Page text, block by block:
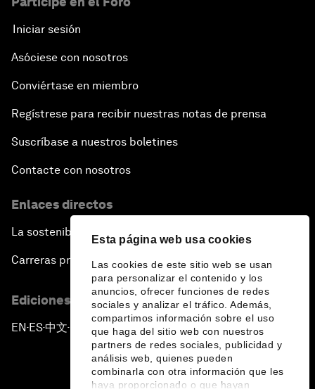
Esta página web usa cookies
Las cookies de este sitio web se usan
para personalizar el contenido y los
anuncios, ofrecer funciones de redes
sociales y analizar el tráfico. Además,
compartimos información sobre el uso
que haga del sitio web con nuestros
partners de redes sociales, publicidad y
análisis web, quienes pueden
combinarla con otra información que les
haya proporcionado o que hayan
Iniciar sesión
Asóciese con nosotros
Conviértase en miembro
Regístrese para recibir nuestras notas de prensa
Suscríbase a nuestros boletines
Contacte con nosotros
Enlaces directos
La sostenibilidad en el Foro
Carreras profesionales
Ediciones en otros idiomas
EN ▪ES▪中文▪ 日本語